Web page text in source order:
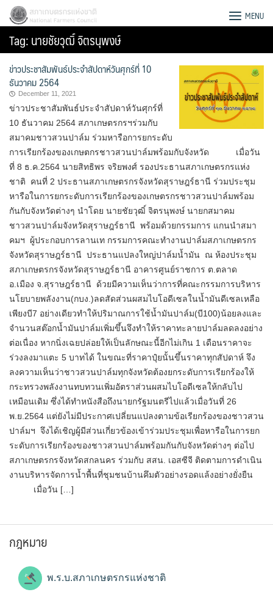
Skip
content
Search
for:
สภาเกษตรกรแห่งชาติ MENU
Tag:นายชัยวุฒิ์ จิตรนุพงษ์
ข่าวประชาสัมพันธ์ประจำสัปดาห์วันศุกร์ที่ 10
ธันวาคม 2564
December 11, 2021
ข่าวประชาสัมพันธ์ประจำสัปดาห์วันศุกร์ที่
10 ธันวาคม 2564 สภาเกษตรกรฯร่วมกับ
สมาคมชาวสวนปาล์ม ร่วมหารือการยกระดับ
การเรียกร้องของเกษตกรชาวสวนปาล์มพร้อมกับจังหวัด เมื่อวัน
ที่ 8 ธ.ค.2564 นายสิทธิพร จริยพงศ์ รองประธานสภาเกษตรกรแห่ง
ชาติ​ คนที่​ 2 ประธานสภาเกษตรกรจังหวัดสุราษฎร์ธานี ร่วมประชุม
หารือในการยกระดับการเรียกร้องของเกษตรกรชาวสวนปาล์มพร้อม
กันกับจังหวัดต่างๆ นำโดย นายชัยวุฒิ์ จิตรนุพงษ์ นายกสมาคม
ชาวสวนปาล์มจังหวัดสุราษฎร์ธานี พร้อมด้วยกรรมการ แกนนำสมา
คมฯ ผู้ประกอบการลานเท กรรมการคณะทำงานปาล์มสภาเกษตรกร
จังหวัดสุราษฎร์ธานี ประธานแปลงใหญ่ปาล์มน้ำมัน ณ ห้องประชุม
สภาเกษตรกรจังหวัดสุราษฎร์ธานี อาคารศูนย์ราชการ ต.ตลาด
อ.เมือง จ.สุราษฎร์ธานี​ ด้วยมีความเห็นว่าการที่คณะกรรมการบริหาร
นโยบายพลังงาน(กบง.)ลดสัดส่วนผสมไบโอดีเซลในน้ำมันดีเซลเหลือ
เพียงบี7 อย่างเดียวทำให้ปริมาณการใช้น้ำมันปาล์ม(บี100)น้อยลงและ
จำนวนสต๊อกน้ำมันปาล์มเพิ่มขึ้นจึงทำให้ราคาทะลายปาล์มลดลงอย่าง
ต่อเนื่อง หากนิ่งเฉยปล่อยให้เป็นลักษณะนี้อีกไม่เกิน 1 เดือนราคาจะ
ร่วงลงมาแตะ 5​ บาทได้ ในขณะที่ราคาปุ๋ยนั้นขึ้นราคาทุกสัปดาห์ จึง
ลงความเห็นว่าชาวสวนปาล์มทุกจังหวัดต้องยกระดับการเรียกร้องให้
กระทรวงพลังงานทบทวนเพิ่มอัตราส่วนผสมไบโอดีเซลให้กลับไป
เหมือนเดิม ซึ่งได้ทำหนังสือถึงนายกรัฐมนตรีไปแล้วเมื่อวันที่ 26
พ.ย.2564 แต่ยังไม่มีประกาศเปลี่ยนแปลงตามข้อเรียกร้องของชาวสวน
ปาล์มฯ จึงได้เชิญผู้มีส่วนเกี่ยวข้องเข้าร่วมประชุมเพื่อหารือในการยก
ระดับการเรียกร้องของชาวสวนปาล์มพร้อมกันกับจังหวัดต่างๆ ต่อไป
สภาเกษตรกรจังหวัดสกลนคร ร่วมกับ สสน. เอสซีจี ติดตามการดำเนิน
งานบริหารจัดการน้ำพื้นที่ชุมชนบ้านคึมตัวอย่างรอดแล้งอย่างยั่งยืน
เมื่อวัน […]
กฎหมาย
พ.ร.บ.สภาเกษตรกรแห่งชาติ